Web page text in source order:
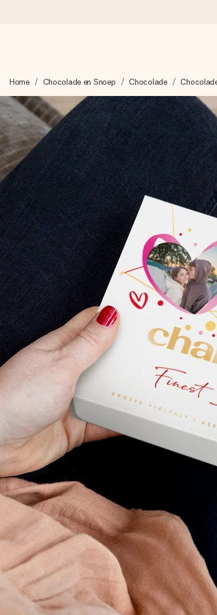
We maken jouw cadeau met zorg en zorgen dat
4,8 (gebaseerd op +8.000 reviews)
Onze cadeaus worden gewaardeerd. Klanten
Gratis wenskaartje
Je maakt in een paar stappen iets unieks – met
Home Chocolade en Snoep Chocolade